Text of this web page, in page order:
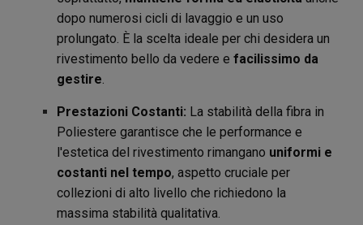
dopo numerosi cicli di lavaggio e un uso
prolungato. È la scelta ideale per chi desidera un
rivestimento bello da vedere e facilissimo da
gestire.
Prestazioni Costanti: La stabilità della fibra in
Poliestere garantisce che le performance e
l'estetica del rivestimento rimangano uniformi e
costanti nel tempo, aspetto cruciale per
collezioni di alto livello che richiedono la
massima stabilità qualitativa.